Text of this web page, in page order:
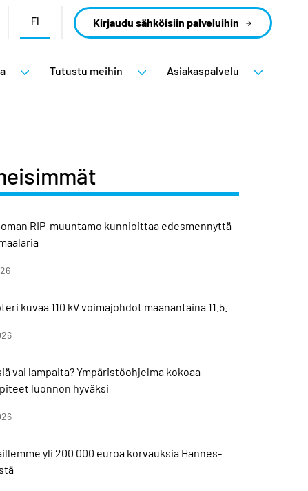
FI Kirjaudu sähköisiin palveluihin
Tutustu meihin Asiakaspalvelu
RIP-muuntamo kunnioittaa edesmennyttä
kuvaa 110 kV voimajohdot maanantaina 11.5.
vai lampaita? Ympäristöohjelma kokoaa
luonnon hyväksi
yli 200 000 euroa korvauksia Hannes-